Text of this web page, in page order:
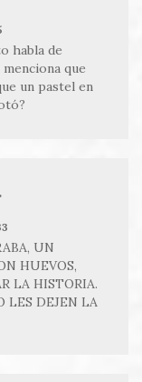
habla de
que
un pastel en
UN
HUEVOS,
LA HISTORIA.
LES DEJEN LA